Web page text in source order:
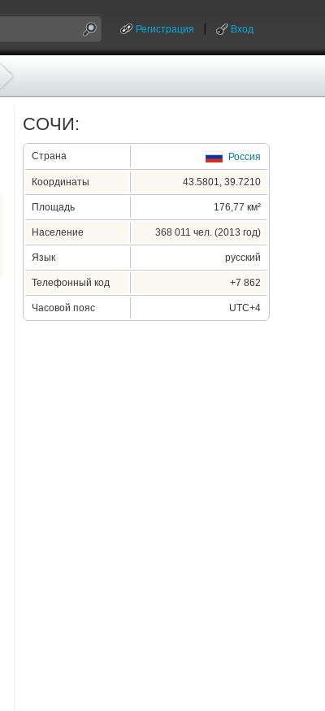
Регистрация Вход
СОЧИ:
Страна Россия
Координаты 43.5801, 39.7210
Площадь 176,77 км²
Население 368 011 чел. (2013 год)
Язык русский
Телефонный код +7 862
Часовой пояс UTC+4